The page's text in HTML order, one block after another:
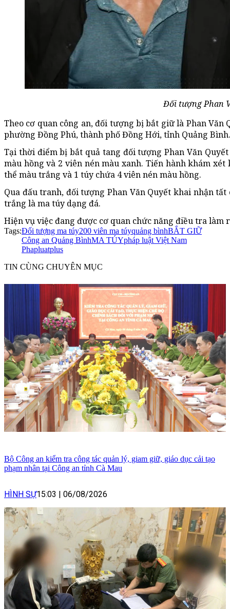
Đối tượng Phan
Theo cơ quan công an, đối tượng bị bắt giữ là Phan
phường Đồng Phú, thành phố Đồng Hới, tỉnh Quảng Bình.
Tại thời điểm bị bắt quả tang đối tượng Phan Văn
màu hồng và 2 viên nén màu xanh. Tiến hành khám
thể màu trắng và 1 túy chứa 4 viên nén màu hồng.
Qua đấu tranh, đối tượng Phan Văn Quyết khai nhận
trắng là ma túy dạng đá.
Hiện vụ việc đang được cơ quan chức năng điều tra làm
Tags:Đối tượng ma túy200 viên ma túyquảng bìnhBẮT GIỮ
Công an Quảng BìnhMA TÚYpháp luật Việt Nam
Phapluatplus
TIN CÙNG CHUYÊN MỤC
Bộ Công an kiểm tra công tác quản lý, giam giữ, giáo dục cải tạo
phạm nhân tại Công an tỉnh Cà Mau
HÌNH SỰ15:03 06/08/2026